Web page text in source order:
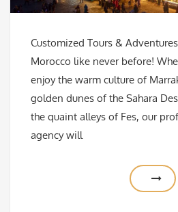
Customized Tours &
Morocco like never before!
enjoy the warm culture of
golden dunes of the Sahara
the quaint alleys of Fes, our
agency will